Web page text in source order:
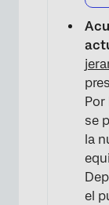
se
la
el